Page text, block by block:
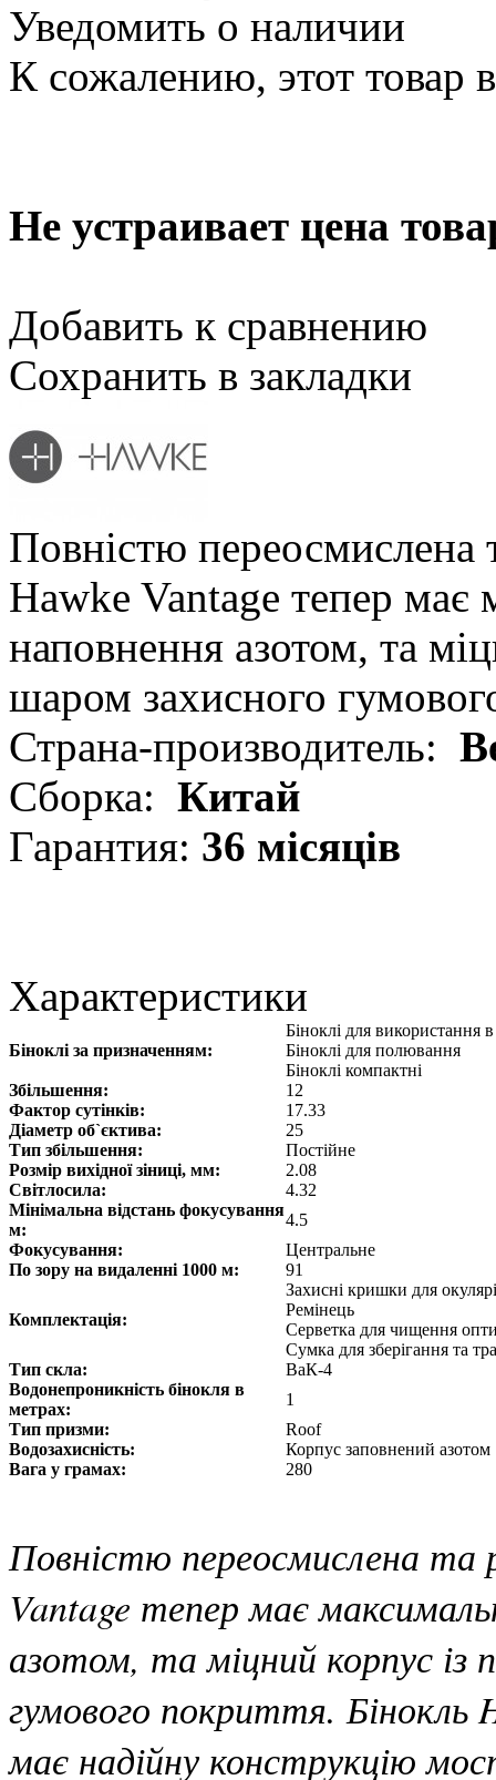
Уведомить о наличии
К сожалению, этот товар
Не устраивает цена
Добавить к сравнению
Сохранить в закладки
Повністю переосмислена
Hawke Vantage тепер має
наповнення азотом, та
шаром захисного
Страна-производитель:
Сборка: Китай
Гарантия: 36 місяців
Характеристики
Біноклі за призначенням:
Біноклі для використання
Біноклі для полювання
Біноклі компактні
Збільшення:
12
Фактор сутінків:
17.33
Діаметр об`єктива:
25
Тип збільшення:
Постійне
Розмір вихідної зіниці, мм:
2.08
Світлосила:
4.32
Мінімальна відстань фокусування
м:
4.5
Фокусування:
Центральне
По зору на видаленні 1000 м:
91
Комплектація:
Захисні кришки для
Ремінець
Серветка для чищення
Сумка для зберігання та
Тип скла:
ВаК-4
Водонепроникність бінокля в
метрах:
1
Тип призми:
Roof
Водозахисність:
Корпус заповнений азотом
Вага у грамах:
280
Повністю переосмислена та
Vantage тепер має
азотом, та міцний корпус
гумового покриття. Бінокль
має надійну конструкцію